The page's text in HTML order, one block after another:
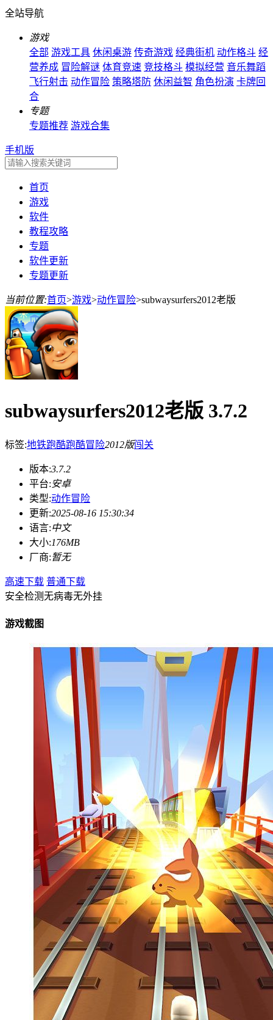
全站导航
游戏
全部 游戏工具 休闲桌游 传奇游戏 经典街机 动作格斗 经
营养成 冒险解谜 体育竞速 竞技格斗 模拟经营 音乐舞蹈
飞行射击 动作冒险 策略塔防 休闲益智 角色扮演 卡牌回
合
专题
专题推荐 游戏合集
手机版
首页
游戏
软件
教程攻略
专题
软件更新
专题更新
当前位置:首页>游戏>动作冒险>subwaysurfers2012老版
subwaysurfers2012老版 3.7.2
标签:地铁跑酷跑酷冒险2012版闯关
版本:3.7.2
平台:安卓
类型:动作冒险
更新:2025-08-16 15:30:34
语言:中文
大小:176MB
厂商:暂无
高速下载 普通下载
安全检测无病毒无外挂
游戏截图